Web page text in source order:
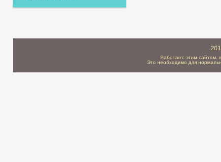
Работая с этим сайтом,
Это необходимо для